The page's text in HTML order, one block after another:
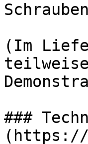
Schrauben
(Im
###
(https://